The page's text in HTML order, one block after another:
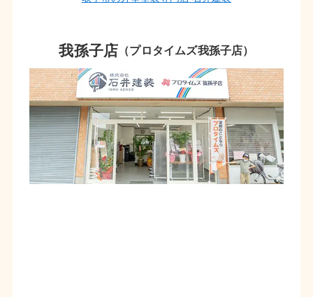
我孫子店 （プロタイムズ我孫子店）